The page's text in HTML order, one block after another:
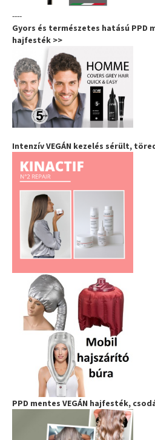
----
Gyors és természetes hatású PPD
hajfesték >>
Intenzív VEGÁN kezelés sérült,
PPD mentes VEGÁN hajfesték,